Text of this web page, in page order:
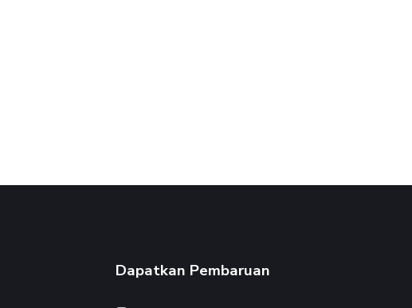
Dapatkan Pembaruan